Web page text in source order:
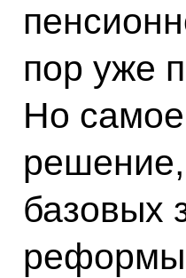
пор уже
Но
базовых